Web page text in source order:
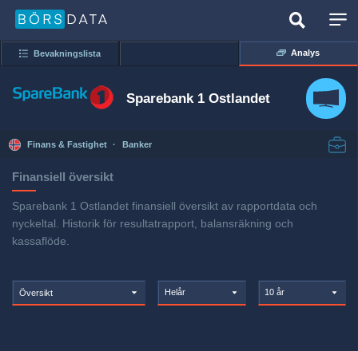
Bevakningslista Analys
Sparebank 1 Ostlandet
Finans & Fastighet · Banker
Finansiell översikt
Sparebank 1 Ostlandet finansiell översikt av rapportdata och
nyckeltal. Historik för resultatrapport, balansräkning och
kassaflöde.
Översikt Helår 10 år